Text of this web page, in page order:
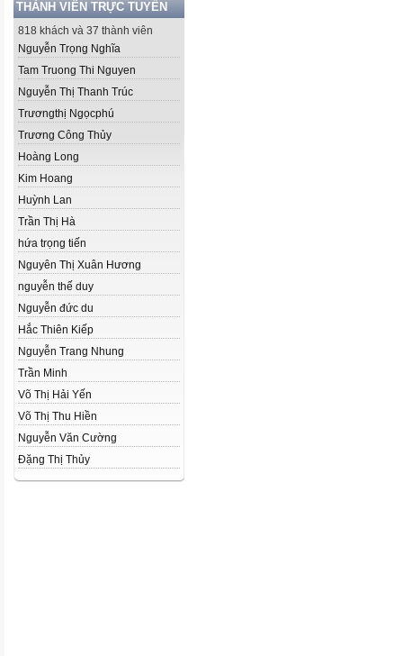
THÀNH VIÊN TRỰC TUYẾN
818 khách và 37 thành viên
Nguyễn Trọng Nghĩa
Tam Truong Thi Nguyen
Nguyễn Thị Thanh Trúc
Trươngthị Ngọcphú
Trương Công Thủy
Hoàng Long
Kim Hoang
Huỳnh Lan
Trần Thị Hà
hứa trọng tiến
Nguyên Thị Xuân Hương
nguyễn thế duy
Nguyễn đức du
Hắc Thiên Kiếp
Nguyễn Trang Nhung
Trần Minh
Võ Thị Hải Yến
Võ Thị Thu Hiền
Nguyễn Văn Cường
Đặng Thị Thủy